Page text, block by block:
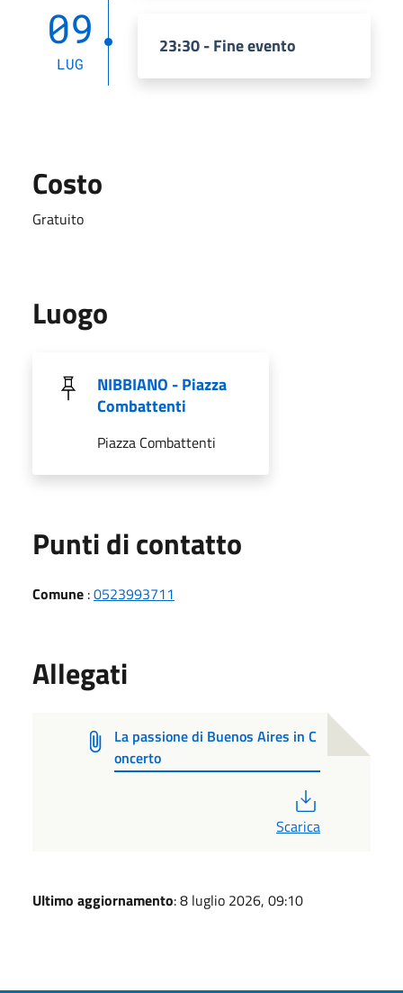
09
LUG
23:30 - Fine evento
Costo
Gratuito
Luogo
NIBBIANO - Piazza
Combattenti
Piazza Combattenti
Punti di contatto
Comune :0523993711
Allegati
La passione di Buenos Aires in C
oncerto
Scarica
Ultimo aggiornamento: 8 luglio 2026, 09:10